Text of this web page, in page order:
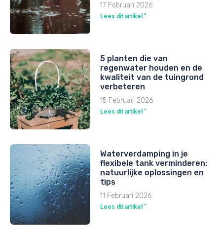
17 Februari 2026
Lees dit artikel "
5 planten die van
regenwater houden en de
kwaliteit van de tuingrond
verbeteren
15 Februari 2026
Lees dit artikel "
Waterverdamping in je
flexibele tank verminderen:
natuurlijke oplossingen en
tips
11 Februari 2026
Lees dit artikel "